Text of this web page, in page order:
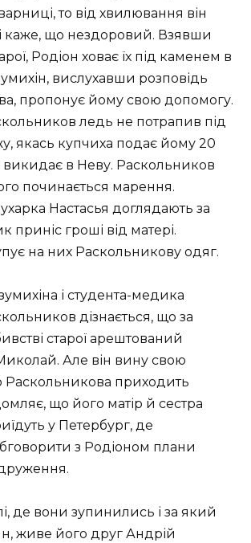
то від хвилювання він
каже, що нездоровий. Взявши
Родіон ховає їх під каменем в
вислухавши розповідь
пропонує йому свою допомогу.
ледь не потрапив під
якась купчиха подає йому 20
викидає в Неву. Раскольников
починається марення.
Настасья доглядають за
приніс гроші від матері.
на них Раскольникову одяг.
і студента-медика
дізнається, що за
старої арештований
Але він вину свою
Раскольникова приходить
що його матір й сестра
у Петербург, де
з Родіоном плани
де вони зупинились і за який
живе його друг Андрій